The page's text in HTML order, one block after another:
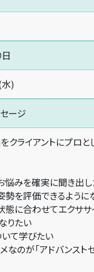
)
ージ
ライアントにプロと
悩みを確実に聞き出
勢を評価できるように
態に合わせてエクサ
りたい
て学びたい
なのが「アドバンスト